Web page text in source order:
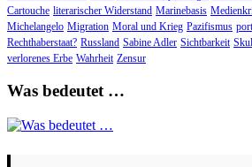
Cartouche literarischer Widerstand Marinebasis
Michelangelo Migration Moral und Krieg Pazifismus
Rechthaberstaat? Russland Sabine Adler Sichtbarkeit
verlorenes Erbe Wahrheit Zensur
Was bedeutet …